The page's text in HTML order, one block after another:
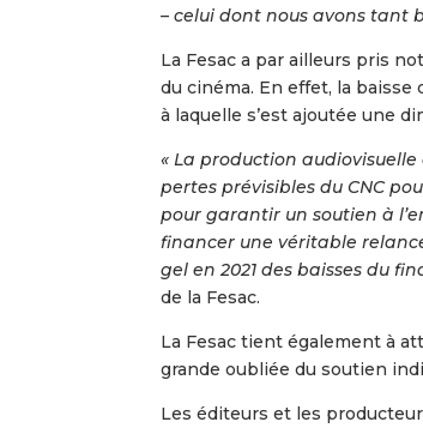
– celui dont nous avons tant
La Fesac a par ailleurs pris
du cinéma. En effet, la baisse
à laquelle s’est ajoutée une
« La production
pertes prévisibles du CNC
pour garantir un soutien à
financer une véritable
gel en 2021 des baisses du
de la Fesac.
La Fesac tient également à
grande oubliée du soutien
Les éditeurs et les